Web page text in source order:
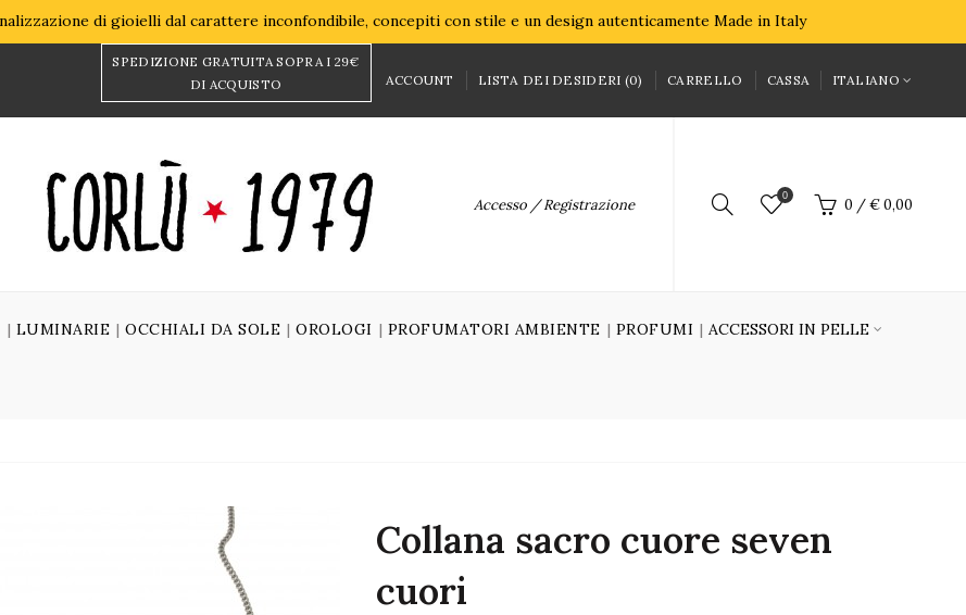
di gioielli dal carattere inconfondibile, concepiti con stile e un design autenticamente Made in Italy
SPEDIZIONE GRATUITA SOPRA I 29€
DI ACQUISTO
ACCOUNT LISTA DEI DESIDERI (0) CARRELLO CASSA ITALIANO
Accesso / Registrazione 0 0 / € 0,00
LUMINARIE OCCHIALI DA SOLE OROLOGI PROFUMATORI AMBIENTE PROFUMI ACCESSORI IN PELLE
Collana sacro cuore seven
cuori